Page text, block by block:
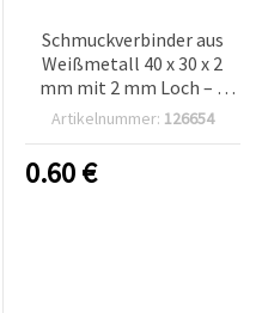
Schmuckverbinder aus
Weißmetall 40 x 30 x 2
mm mit 2 mm Loch – 2
Stück
Artikelnummer: 126654
0.60€